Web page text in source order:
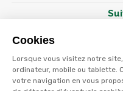
Cookies
Lorsque vous visitez notre
ordinateur, mobile ou tablette.
votre navigation en vous©